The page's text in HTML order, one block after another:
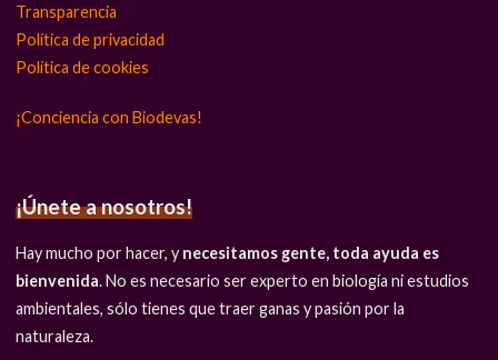
Transparencia
Política de privacidad
Política de cookies
¡Conciencia con Biodevas!
¡Únete a nosotros!
Hay mucho por hacer, y necesitamos gente, toda ayuda es
bienvenida. No es necesario ser experto en biología ni estudios
ambientales, sólo tienes que traer ganas y pasión por la
naturaleza.